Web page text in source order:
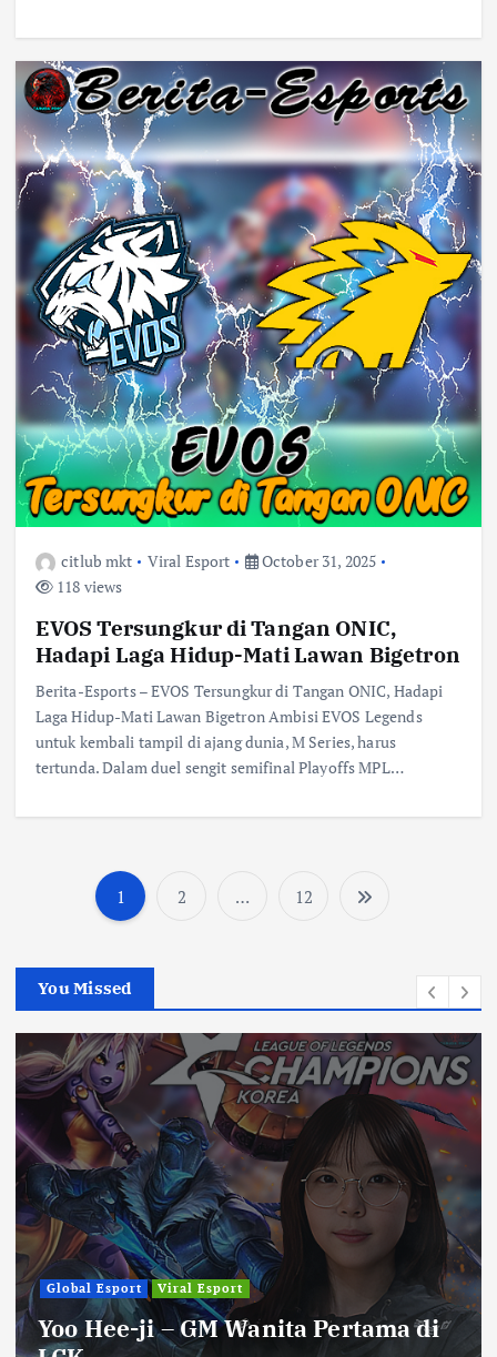
citlub mkt Viral Esport
October 31, 2025
118 views
EVOS Tersungkur di Tangan ONIC,
Hadapi Laga Hidup-Mati Lawan Bigetron
Berita-Esports – EVOS Tersungkur di Tangan ONIC, Hadapi
Laga Hidup-Mati Lawan Bigetron Ambisi EVOS Legends
untuk kembali tampil di ajang dunia, M Series, harus
tertunda. Dalam duel sengit semifinal Playoffs MPL…
P
s
t
s
p
a
g
1 2 … 12
You Missed
Global Esport Viral Esport
Yoo Hee-ji – GM Wanita Pertama di